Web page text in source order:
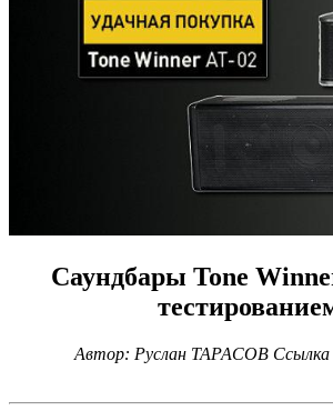
Cаундбары Tone
Автор: Руслан ТАРАСОВ Ссылка